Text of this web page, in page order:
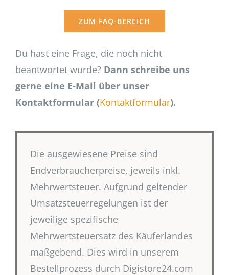
ZUM FAQ-BEREICH
Du hast eine Frage, die noch nicht
beantwortet wurde? Dann schreibe uns
gerne eine E-Mail über unser
Kontaktformular (Kontaktformular).
Die ausgewiesene Preise sind
Endverbraucherpreise, jeweils inkl.
Mehrwertsteuer. Aufgrund geltender
Umsatzsteuerregelungen ist der
jeweilige spezifische
Mehrwertsteuersatz des Käuferlandes
maßgebend. Dies wird in unserem
Bestellprozess durch Digistore24.com